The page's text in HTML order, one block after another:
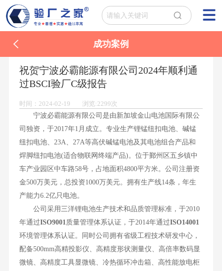
成功案例
祝贺宁波必霸能源有限公司2024年顺利通
过BSCI验厂C级报告
时间：2024-02-19 浏览:2299次
宁波必霸能源有限公司是由新加坡金山电池国际有限公
司独资，于2017年1月成立。专业生产锂锰纽扣电池、碱锰
纽扣电池、23A、27A等高伏碱锰电池及其电池组合产品和
焊脚纽扣电池(适合物联网终端产品)。位于鄞州区五乡镇中
车产业园区中车路58号，占地面积4800平方米。公司注册资
金500万美元，总投资1000万美元。拥有生产线14条，年生
产能力6.2亿只电池。
公司采用三洋锂电池生产技术和品质管理标准，于2010
年通过ISO9001 质量管理体系认证，于2014年通过ISO14001
环境管理体系认证。同时公司拥有省级工程技术研发中心，
配备500mm高精投影仪、高精度形状测量仪、高倍率数码显
微镜、高精度工具显微镜、冷热循环冲击箱、高性能放电柜